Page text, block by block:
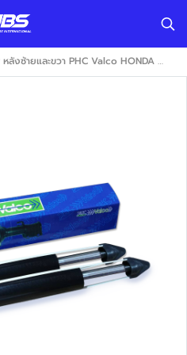
และขวา PHC Valco HONDA HRV 2015-2021 (ฮอนด้า แฮดอาร์วี) แก๊ส